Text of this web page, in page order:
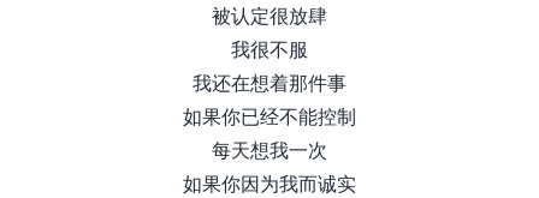
被认定很放肆
我很不服
我还在想着那件事
如果你已经不能控制
每天想我一次
如果你因为我而诚实